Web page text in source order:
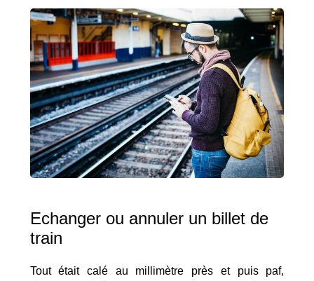
Echanger ou annuler un billet de
train
Tout était calé au millimètre près et puis paf,